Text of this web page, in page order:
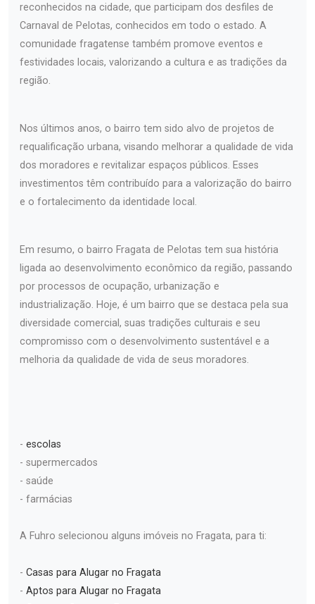
reconhecidos na cidade, que participam dos desfiles de
Carnaval de Pelotas, conhecidos em todo o estado. A
comunidade fragatense também promove eventos e
festividades locais, valorizando a cultura e as tradições da
região.
Nos últimos anos, o bairro tem sido alvo de projetos de
requalificação urbana, visando melhorar a qualidade de vida
dos moradores e revitalizar espaços públicos. Esses
investimentos têm contribuído para a valorização do bairro
e o fortalecimento da identidade local.
Em resumo, o bairro Fragata de Pelotas tem sua história
ligada ao desenvolvimento econômico da região, passando
por processos de ocupação, urbanização e
industrialização. Hoje, é um bairro que se destaca pela sua
diversidade comercial, suas tradições culturais e seu
compromisso com o desenvolvimento sustentável e a
melhoria da qualidade de vida de seus moradores.
- escolas
- supermercados
- saúde
- farmácias
A Fuhro selecionou alguns imóveis no Fragata, para ti:
- Casas para Alugar no Fragata
- Aptos para Alugar no Fragata